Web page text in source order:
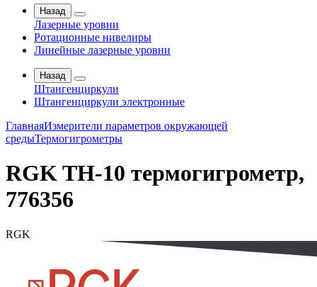
Назад
Лазерные уровни
Ротационные нивелиры
Линейные лазерные уровни
Назад
Штангенциркули
Штангенциркули электронные
ГлавнаяИзмерители параметров окружающей
средыТермогигрометры
RGK TH-10 термогигрометр,
776356
RGK